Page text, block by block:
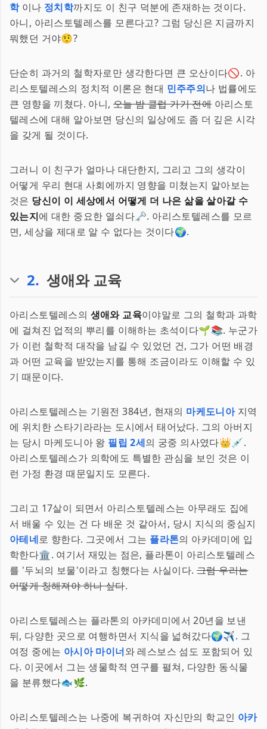
학이나 정치학까지도 이 친구 덕분에 존재하는 것이다.
아니, 아리스토텔레스를 모른다고? 그럼 당신은 지금까지
뭐했던 거야🤨?
단순히 과거의 철학자로만 생각한다면 큰 오산이다🚫. 아
리스토텔레스의 정치적 이론은 현대 민주주의나 법률에도
큰 영향을 끼쳤다. 아니, 오늘 밤 클럽 가기 전에아리스토
텔레스에 대해 알아보면 당신의 일상에도 좀 더 깊은 시각
을 갖게 될 것이다.
그러니 이 친구가 얼마나 대단한지, 그리고 그의 생각이
어떻게 우리 현대 사회에까지 영향을 미쳤는지 알아보는
것은 당신이 이 세상에서 어떻게 더 나은 삶을 살아갈 수
있는지에 대한 중요한 열쇠다🗝️. 아리스토텔레스를 모르
면, 세상을 제대로 알 수 없다는 것이다🌍.
2. 생애와 교육
아리스토텔레스의 생애와 교육이야말로 그의 철학과 과학
에 걸쳐진 업적의 뿌리를 이해하는 초석이다🌱📚. 누군가
가 이런 철학적 대작을 남길 수 있었던 건, 그가 어떤 배경
과 어떤 교육을 받았는지를 통해 조금이라도 이해할 수 있
기 때문이다.
아리스토텔레스는 기원전 384년, 현재의 마케도니아지역
에 위치한 스타기라라는 도시에서 태어났다. 그의 아버지
는 당시 마케도니아 왕 필립 2세의 궁중 의사였다👑💉.
아리스토텔레스가 의학에도 특별한 관심을 보인 것은 이
런 가정 환경 때문일지도 모른다.
그리고 17살이 되면서 아리스토텔레스는 아무래도 집에
서 배울 수 있는 건 다 배운 것 같아서, 당시 지식의 중심지
아테네로 향한다. 그곳에서 그는 플라톤의 아카데미에 입
학한다🏛️. 여기서 재밌는 점은, 플라톤이 아리스토텔레스
를 '두뇌의 보물'이라고 칭했다는 사실이다. 그럼 우리는
어떻게 칭해져야 하나 싶다.
아리스토텔레스는 플라톤의 아카데미에서 20년을 보낸
뒤, 다양한 곳으로 여행하면서 지식을 넓혀갔다🌍✈️. 그
여정 중에는 아시아 마이너와 레스보스 섬도 포함되어 있
다. 이곳에서 그는 생물학적 연구를 펼쳐, 다양한 동식물
을 분류했다🐟🌿.
아리스토텔레스는 나중에 복귀하여 자신만의 학교인 아카